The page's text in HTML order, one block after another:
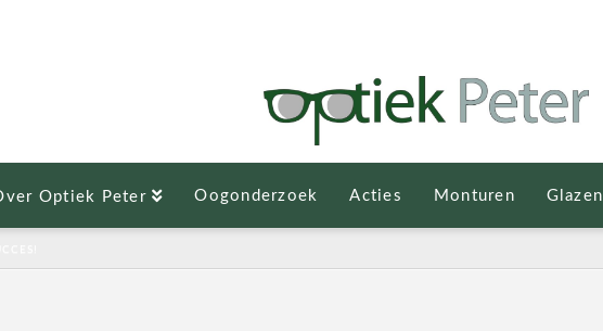
Optiek Peter Oogonderzoek Acties Monturen Glazen